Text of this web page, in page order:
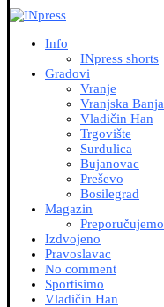
Info
INpress shorts
Gradovi
Vranje
Vranjska Banja
Vladičin Han
Trgovište
Surdulica
Bujanovac
Preševo
Bosilegrad
Magazin
Preporučujemo
Izdvojeno
Pravoslavac
No comment
Sportisimo
Vladičin Han